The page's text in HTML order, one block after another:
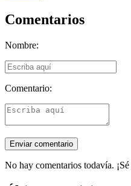
Comentarios
Nombre:
Comentario:
No hay comentarios todavía.